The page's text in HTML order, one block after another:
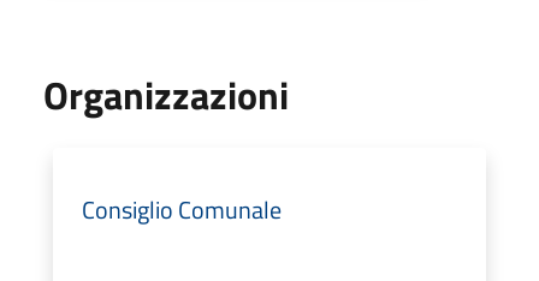
Organizzazioni
Consiglio Comunale